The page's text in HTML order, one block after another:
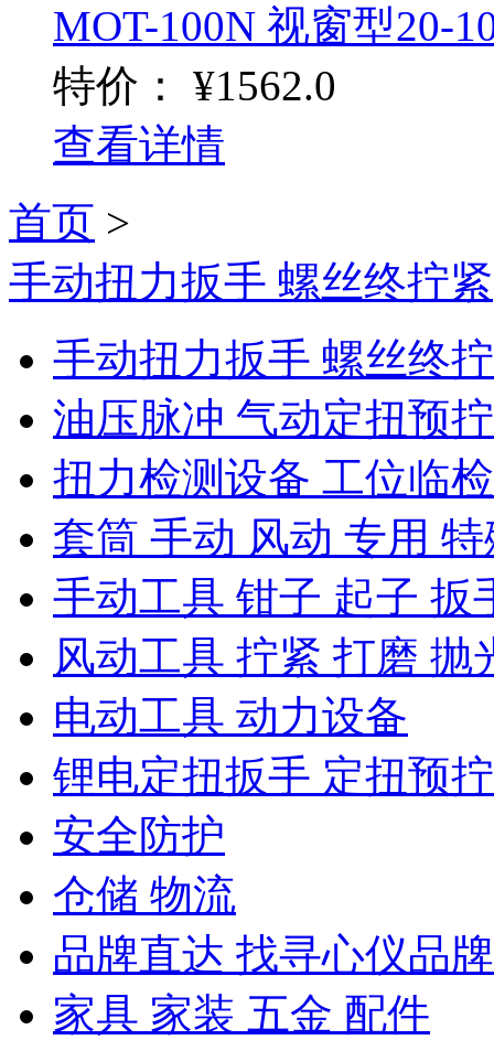
MOT-100N 视窗型20-
特价：
¥1562.0
查看详情
首页 >
手动扭力扳手 螺丝终拧紧
手动扭力扳手 螺丝终
油压脉冲 气动定扭预
扭力检测设备 工位临
套筒 手动 风动 专用 特
手动工具 钳子 起子 扳
风动工具 拧紧 打磨 抛
电动工具 动力设备
锂电定扭扳手 定扭预
安全防护
仓储 物流
品牌直达 找寻心仪品牌
家具 家装 五金 配件